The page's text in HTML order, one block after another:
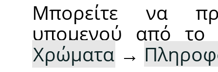
Μπορείτε να
υπομενού από το
Χρώματα →